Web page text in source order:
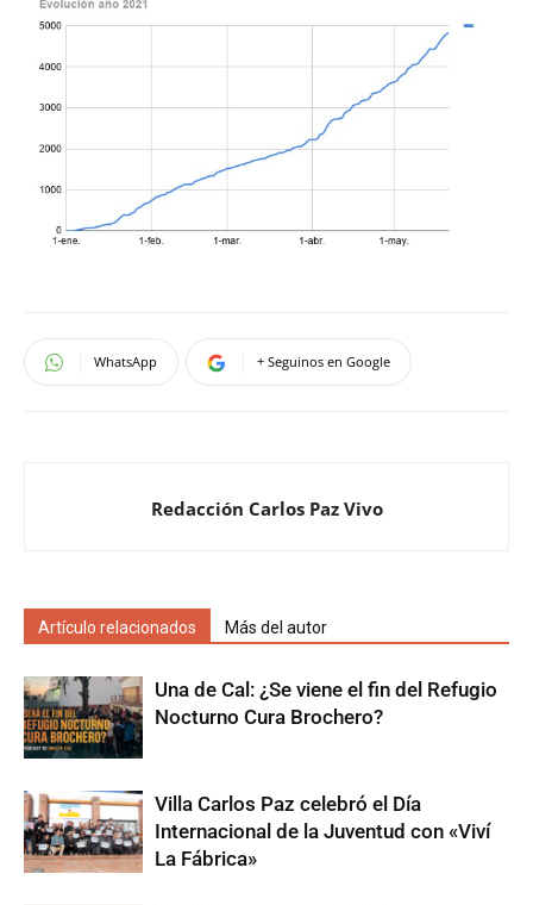
WhatsApp + Seguinos en Google
Redacción Carlos Paz Vivo
Artículo relacionados Más del autor
Una de Cal: ¿Se viene el fin del Refugio
Nocturno Cura Brochero?
Villa Carlos Paz celebró el Día
Internacional de la Juventud con «Viví
La Fábrica»